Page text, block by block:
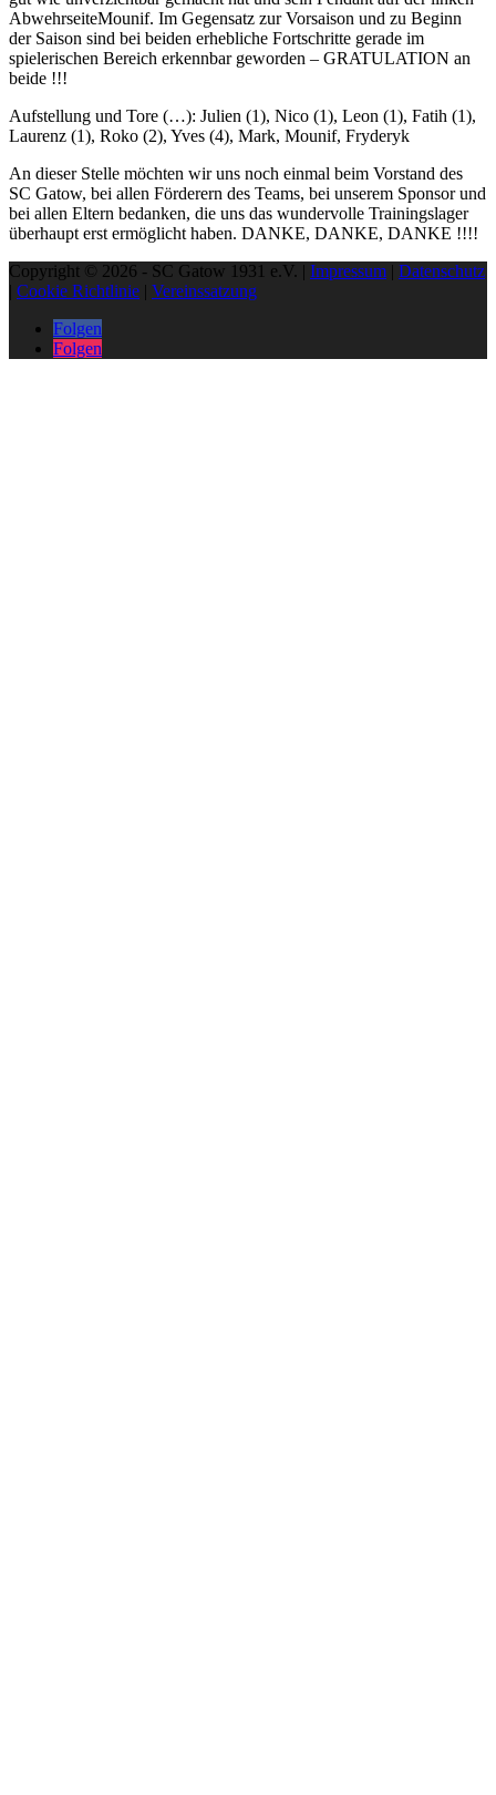
AbwehrseiteMounif. Im Gegensatz zur Vorsaison und zu Beginn
der Saison sind bei beiden erhebliche Fortschritte gerade im
spielerischen Bereich erkennbar geworden – GRATULATION an
beide !!!
Aufstellung und Tore (…): Julien (1), Nico (1), Leon (1), Fatih (1),
Laurenz (1), Roko (2), Yves (4), Mark, Mounif, Fryderyk
An dieser Stelle möchten wir uns noch einmal beim Vorstand des
SC Gatow, bei allen Förderern des Teams, bei unserem Sponsor und
bei allen Eltern bedanken, die uns das wundervolle Trainingslager
überhaupt erst ermöglicht haben. DANKE, DANKE, DANKE !!!!
Copyright © 2026 - SC Gatow 1931 e.V. | Impressum | Datenschutz
| Cookie Richtlinie | Vereinssatzung
Folgen
Folgen